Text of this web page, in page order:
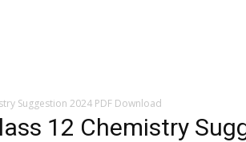
Suggestion 2024 PDF Download
12 Chemistry